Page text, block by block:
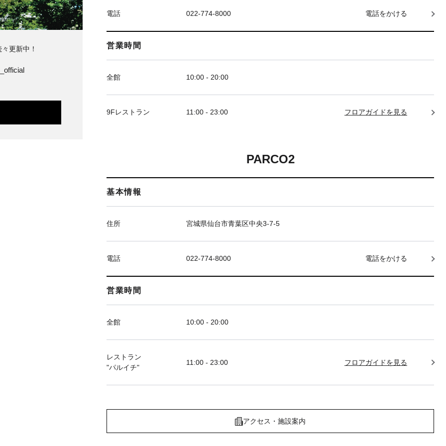
電話 022-774-8000 電話をかける
営業時間
全館 10:00 - 20:00
9Fレストラン 11:00 - 23:00 フロアガイドを見る
PARCO2
基本情報
住所 宮城県仙台市青葉区中央3-7-5
電話 022-774-8000 電話をかける
営業時間
全館 10:00 - 20:00
レストラン
"パルイチ"
11:00 - 23:00 フロアガイドを見る
アクセス・施設案内
更新中！